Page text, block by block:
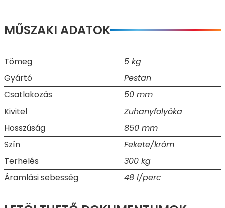
MŰSZAKI ADATOK
Tömeg
5 kg
Gyártó
Pestan
Csatlakozás
50 mm
Kivitel
Zuhanyfolyóka
Hosszúság
850 mm
Szín
Fekete/króm
Terhelés
300 kg
Áramlási sebesség
48 l/perc